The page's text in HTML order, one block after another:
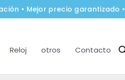
• Mejor precio garantizado •
Reloj otros Contacto